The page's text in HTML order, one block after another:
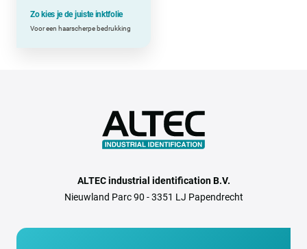
Zo kies je de juiste inktfolie
Voor een haarscherpe bedrukking
ALTEC industrial identification B.V.
Nieuwland Parc 90 - 3351 LJ Papendrecht